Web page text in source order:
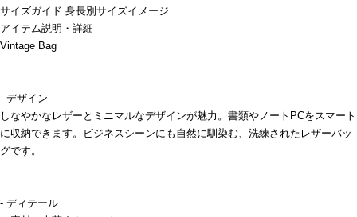
サイズガイド 身長別サイズイメージ
アイテム説明・詳細
Vintage Bag
- デザイン
しなやかなレザーとミニマルなデザインが魅力。書類やノートPCをスマート
に収納できます。ビジネスシーンにも自然に馴染む、洗練されたレザーバッ
グです。
- ディテール